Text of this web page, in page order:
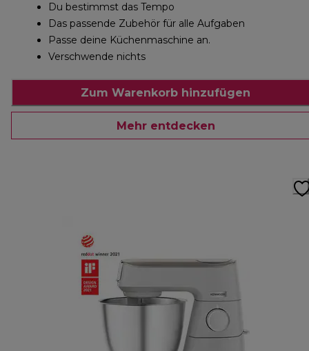
Du bestimmst das Tempo
Das passende Zubehör für alle Aufgaben
Passe deine Küchenmaschine an.
Verschwende nichts
Zum Warenkorb hinzufügen
Mehr entdecken